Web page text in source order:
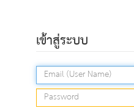
เข้าสู่ระบบ